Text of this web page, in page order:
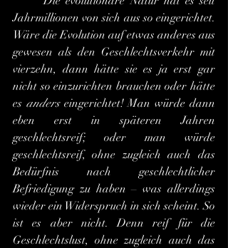
Jahrmillionen von sich aus so eingerichtet.
Wäre die Evolution auf etwas anderes aus
gewesen als den Geschlechtsverkehr mit
vierzehn, dann hätte sie es ja erst gar
nicht so einzurichten brauchen oder hätte
es anders eingerichtet! Man würde dann
eben erst in späteren Jahren
geschlechtsreif; oder man würde
geschlechtsreif, ohne zugleich auch das
Bedürfnis nach geschlechtlicher
Befriedigung zu haben – was allerdings
wieder ein Widerspruch in sich scheint. So
ist es aber nicht. Denn reif für die
Geschlechtslust, ohne zugleich auch das